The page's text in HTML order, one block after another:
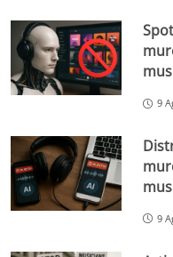
9
9